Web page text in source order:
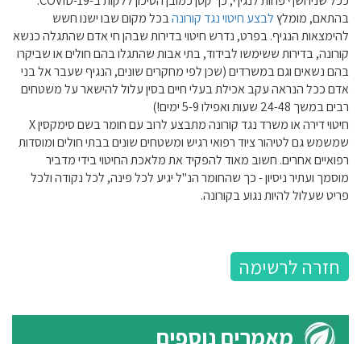
בהתאם, מומלץ לבצע חיטוי נגד קורונהבכל מקום שבו ישנו חשש
להימצאות הנגיף. בפרט, נדרש חיטוי בדירות שבהן חי אדם שהתגלה כנשא
קורונה, בדירות ששימשו לבידוד, בתי אבות שהתגלו בהם חולים או שביקרו
בהם נשאים וגם במשרדים (שכן לפי מחקרים שונים, הנגיף שעבר אל בני
אדם ככל הנראה עקב אכילת בעלי חיים בסין עלול להישאר על משטחים
רבים במשך 24-48 שעות ואפילו 5-9 ימים!)
חיטוי דירה או משרד נגד קורונה מתבצע לרוב עם חומר בשם סימקסין X
שמשמש גם לטיהור ציוד רפואי רגיש ומשטחים שונים בבתי חולים ומוסדות
רפואיים אחרים. חשוב מאוד להפקיד את מלאכת החיטוי בידי מדביר
מוסמך ועתיר ניסיון - כך שהחומר הנ"ל יגיע לכל פינה, לכל נקודה ולכל
פריט שעלול להיות נגוע בקורונה.
חזרה לרשימה
מאמרים נוספים